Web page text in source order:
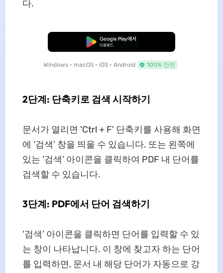
다.
무료로 다운로드
Windows • macOS • iOS • Android 100% 안전
2단계: 단축키로 검색 시작하기
문서가 열리면 'Ctrl + F' 단축키를 사용해 화면
에 ‘검색’ 창을 띄울 수 있습니다. 또는 왼쪽에
있는 ‘검색’ 아이콘을 클릭하여 PDF 내 단어를
검색할 수 있습니다.
3단계: PDF에서 단어 검색하기
‘검색’ 아이콘을 클릭하면 단어를 입력할 수 있
는 창이 나타납니다. 이 창에 찾고자 하는 단어
를 입력하면, 문서 내 해당 단어가 자동으로 강